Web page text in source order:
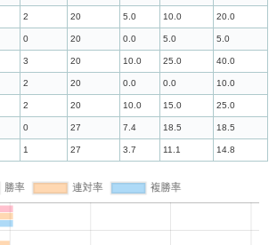
2 20 5.0 10.0 20.0
0 20 0.0 5.0 5.0
3 20 10.0 25.0 40.0
2 20 0.0 0.0 10.0
2 20 10.0 15.0 25.0
0 27 7.4 18.5 18.5
1 27 3.7 11.1 14.8